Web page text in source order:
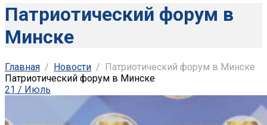
Патриотический форум в
Минске
Главная Новости
Патриотический форум в Минске
Патриотический форум в Минске
21 / Июль